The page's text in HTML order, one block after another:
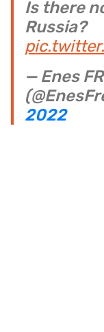
Is there
Russia?
— Enes
2022